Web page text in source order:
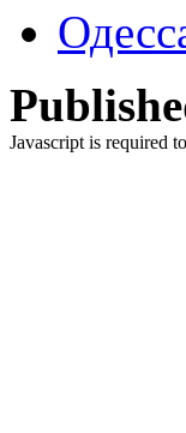
Javascript is required